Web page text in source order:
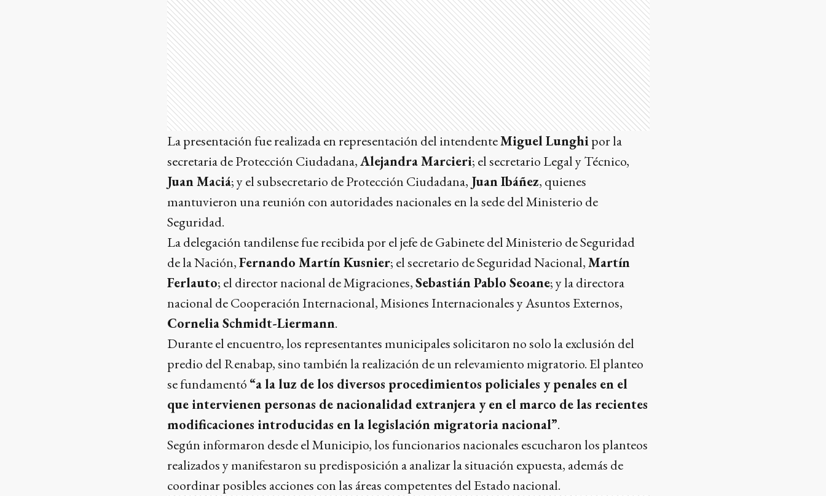
La presentación fue realizada en representación del intendenteMiguel Lunghipor la
secretaria de Protección Ciudadana,Alejandra Marcieri; el secretario Legal y Técnico,
Juan Maciá; y el subsecretario de Protección Ciudadana, Juan Ibáñez, quienes
mantuvieron una reunión con autoridades nacionales en la sede del Ministerio de
Seguridad.
La delegación tandilense fue recibida por el jefe de Gabinete del Ministerio de Seguridad
de la Nación,Fernando Martín Kusnier; el secretario de Seguridad Nacional,Martín
Ferlauto; el director nacional de Migraciones,Sebastián Pablo Seoane; y la directora
nacional de Cooperación Internacional, Misiones Internacionales y Asuntos Externos,
Cornelia Schmidt-Liermann.
Durante el encuentro, los representantes municipales solicitaron no solo la exclusión del
predio del Renabap, sino también la realización de un relevamiento migratorio. El planteo
se fundamentó “a la luz de los diversos procedimientos policiales y penales en el
que intervienen personas de nacionalidad extranjera y en el marco de las recientes
modificaciones introducidas en la legislación migratoria nacional”.
Según informaron desde el Municipio, los funcionarios nacionales escucharon los planteos
realizados y manifestaron su predisposición a analizar la situación expuesta, además de
coordinar posibles acciones con las áreas competentes del Estado nacional.